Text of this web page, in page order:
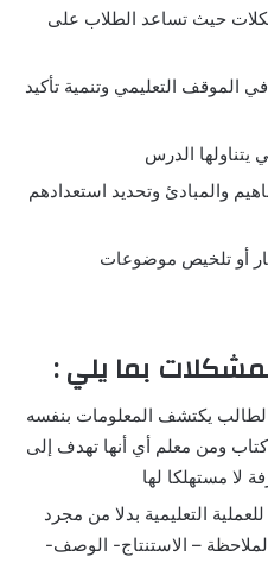
حيث تساعد الطلاب على
الموقف التعليمي وتنمية تأكيد
يتناولها الدرس
والمبادئ وتحديد استعدادهم
أو تلخيص موضوعات
بما يلي :
يكتشف المعلومات بنفسه
ومن معلم أي أنها تهدف إلى
لا مستهلكا لها
التعليمية بدلا من مجرد
– الاستنتاج- الوصف-